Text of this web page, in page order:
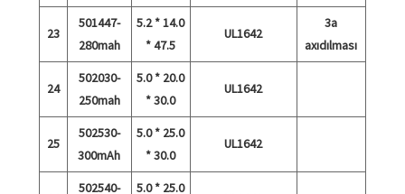
23
501447-
280mah
5.2 * 14.0
* 47.5
UL1642
3a
axıdılması
24
502030-
250mah
5.0 * 20.0
* 30.0
UL1642
25
502530-
300mAh
5.0 * 25.0
* 30.0
UL1642
502540-
5.0 * 25.0